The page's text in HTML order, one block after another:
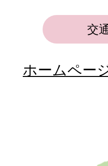
交
ホームペー